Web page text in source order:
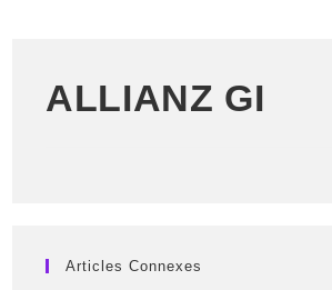
ALLIANZ GI
Articles Connexes